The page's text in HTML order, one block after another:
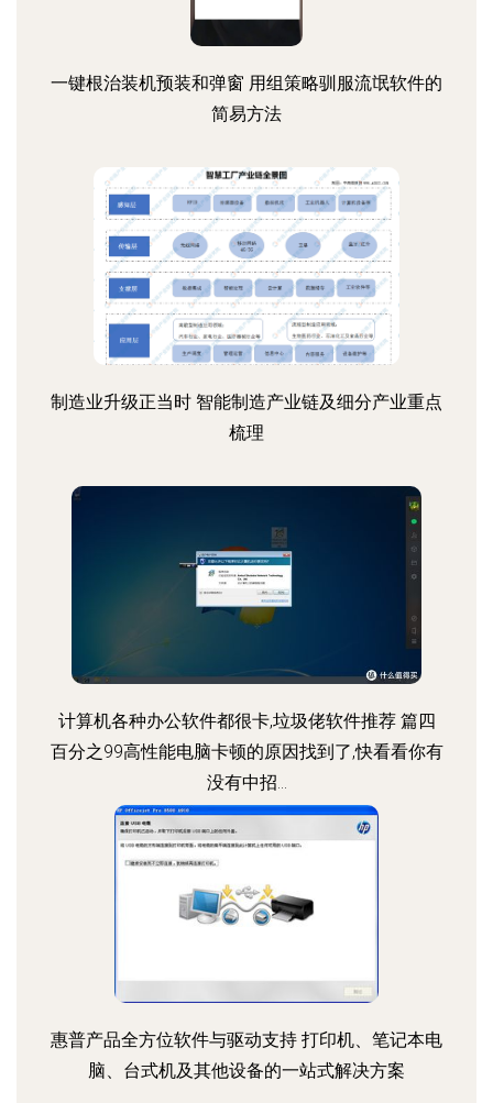
一键根治装机预装和弹窗 用组策略驯服流氓软件的
简易方法
制造业升级正当时 智能制造产业链及细分产业重点
梳理
计算机各种办公软件都很卡,垃圾佬软件推荐 篇四
百分之99高性能电脑卡顿的原因找到了,快看看你有
没有中招...
惠普产品全方位软件与驱动支持 打印机、笔记本电
脑、台式机及其他设备的一站式解决方案